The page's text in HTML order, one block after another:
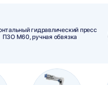
гидравлический пресс
ПЗО М60, ручная обвязка